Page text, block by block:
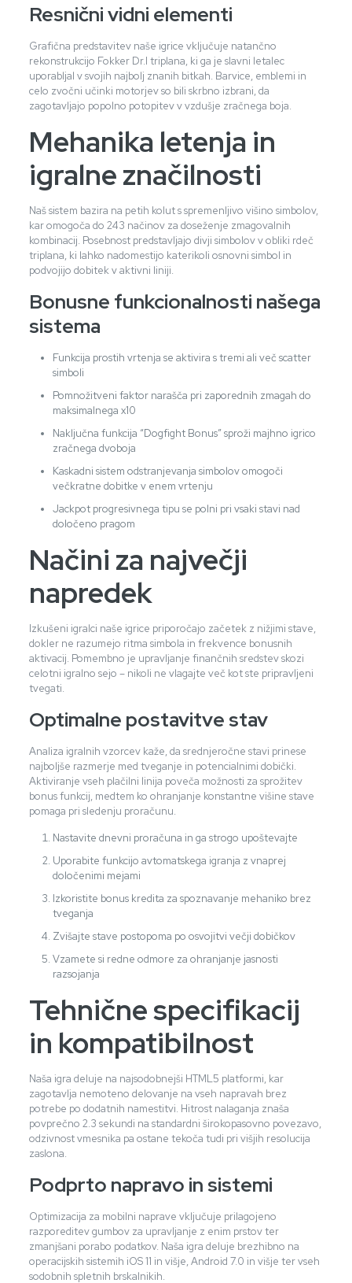
Resnični vidni elementi
Grafična predstavitev naše igrice vključuje natančno
rekonstrukcijo Fokker Dr.I triplana, ki ga je slavni letalec
uporabljal v svojih najbolj znanih bitkah. Barvice, emblemi in
celo zvočni učinki motorjev so bili skrbno izbrani, da
zagotavljajo popolno potopitev v vzdušje zračnega boja.
Mehanika letenja in
igralne značilnosti
Naš sistem bazira na petih kolut s spremenljivo višino simbolov,
kar omogoča do 243 načinov za doseženje zmagovalnih
kombinacij. Posebnost predstavljajo divji simbolov v obliki rdeč
triplana, ki lahko nadomestijo katerikoli osnovni simbol in
podvojijo dobitek v aktivni liniji.
Bonusne funkcionalnosti našega
sistema
Funkcija prostih vrtenja se aktivira s tremi ali več scatter
simboli
Pomnožitveni faktor narašča pri zaporednih zmagah do
maksimalnega x10
Naključna funkcija “Dogfight Bonus” sproži majhno igrico
zračnega dvoboja
Kaskadni sistem odstranjevanja simbolov omogoči
večkratne dobitke v enem vrtenju
Jackpot progresivnega tipu se polni pri vsaki stavi nad
določeno pragom
Načini za največji
napredek
Izkušeni igralci naše igrice priporočajo začetek z nižjimi stave,
dokler ne razumejo ritma simbola in frekvence bonusnih
aktivacij. Pomembno je upravljanje finančnih sredstev skozi
celotni igralno sejo – nikoli ne vlagajte več kot ste pripravljeni
tvegati.
Optimalne postavitve stav
Analiza igralnih vzorcev kaže, da srednjeročne stavi prinese
najboljše razmerje med tveganje in potencialnimi dobički.
Aktiviranje vseh plačilni linija poveča možnosti za sprožitev
bonus funkcij, medtem ko ohranjanje konstantne višine stave
pomaga pri sledenju proračunu.
Nastavite dnevni proračuna in ga strogo upoštevajte
Uporabite funkcijo avtomatskega igranja z vnaprej
določenimi mejami
Izkoristite bonus kredita za spoznavanje mehaniko brez
tveganja
Zvišajte stave postopoma po osvojitvi večji dobičkov
Vzamete si redne odmore za ohranjanje jasnosti
razsojanja
Tehnične specifikacij
in kompatibilnost
Naša igra deluje na najsodobnejši HTML5 platformi, kar
zagotavlja nemoteno delovanje na vseh napravah brez
potrebe po dodatnih namestitvi. Hitrost nalaganja znaša
povprečno 2.3 sekundi na standardni širokopasovno povezavo,
odzivnost vmesnika pa ostane tekoča tudi pri višjih resolucija
zaslona.
Podprto napravo in sistemi
Optimizacija za mobilni naprave vključuje prilagojeno
razporeditev gumbov za upravljanje z enim prstov ter
zmanjšani porabo podatkov. Naša igra deluje brezhibno na
operacijskih sistemih iOS 11 in višje, Android 7.0 in višje ter vseh
sodobnih spletnih brskalnikih.